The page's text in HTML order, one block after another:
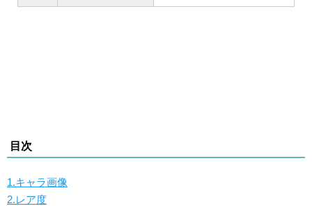
目次
1.キャラ画像
2.レア度